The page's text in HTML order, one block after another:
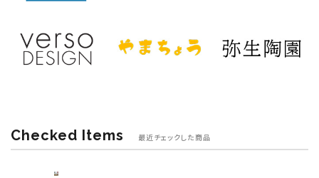
Checked Items 最近チェックした商品